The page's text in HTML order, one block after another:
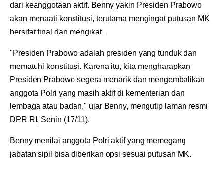
dari keanggotaan aktif. Benny yakin Presiden Prabowo
akan menaati konstitusi, terutama mengingat putusan MK
bersifat final dan mengikat.
"Presiden Prabowo adalah presiden yang tunduk dan
mematuhi konstitusi. Karena itu, kita mengharapkan
Presiden Prabowo segera menarik dan mengembalikan
anggota Polri yang masih aktif di kementerian dan
lembaga atau badan," ujar Benny, mengutip laman resmi
DPR RI, Senin (17/11).
Benny menilai anggota Polri aktif yang memegang
jabatan sipil bisa diberikan opsi sesuai putusan MK.